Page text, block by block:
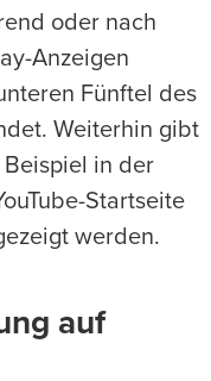
oder nach
Anzeigen
Fünftel des
Weiterhin gibt
Beispiel in der
Startseite
werden.
auf